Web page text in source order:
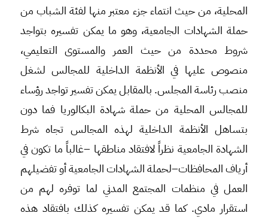
المحلية، من حيث انتماء جزء معتبر منها لفئة الشباب من
حملة الشهادات الجامعية، وهو ما يمكن تفسيره بتواجد
شروط محددة من حيث العمر والمستوى التعليمي،
منصوص عليها في الأنظمة الداخلية للمجالس لشغل
منصب رئاسة المجلس. بالمقابل يمكن تفسير تواجد رؤساء
للمجالس المحلية من حملة شهادة البكالوريا فما دون
بتساهل الأنظمة الداخلية لهذه المجالس تجاه شرط
الشهادة الجامعية نظراً لافتقاد مناطقها –غالباً ما تكون في
أرياف المحافظات–لحملة الشهادات الجامعية أو تفضيلهم
العمل في منظمات المجتمع المدني لما توفره لهم من
استقرار مادي. كما قد يمكن تفسيره كذلك بافتقاد هذه